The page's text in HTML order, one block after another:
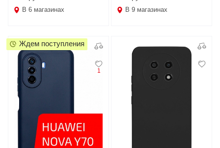
В 6 магазинах В 9 магазинах
1
Ждем поступления